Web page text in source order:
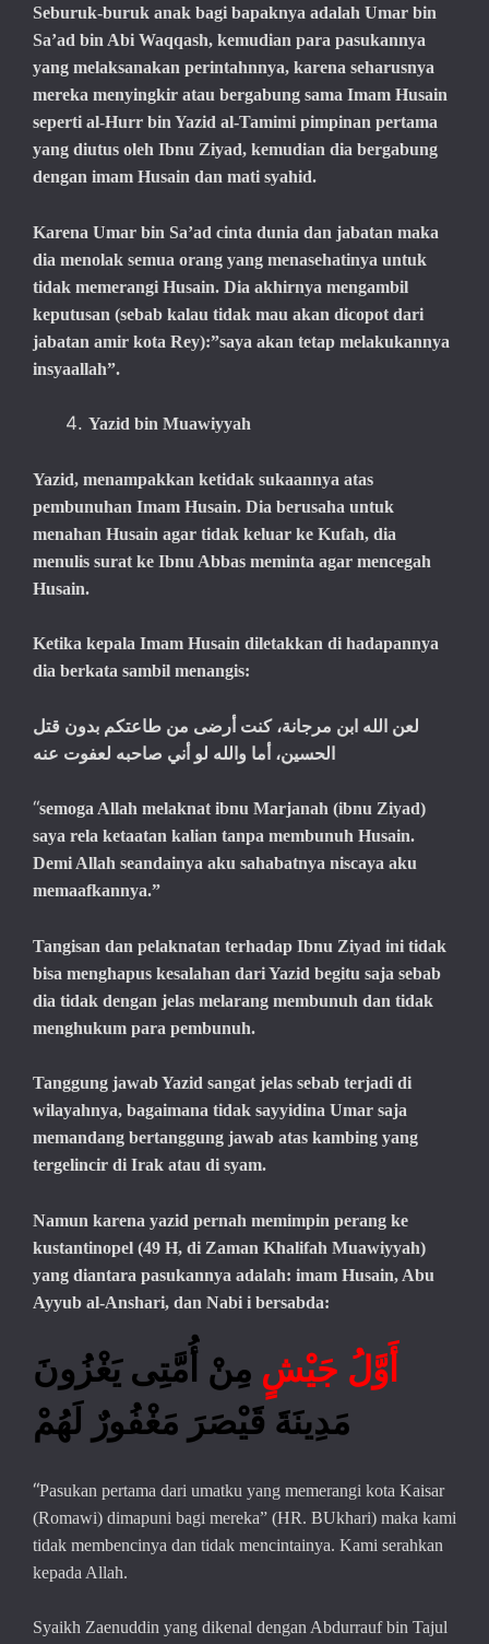
Seburuk-buruk anak bagi bapaknya adalah Umar bin
Sa’ad bin Abi Waqqash, kemudian para pasukannya
yang melaksanakan perintahnnya, karena seharusnya
mereka menyingkir atau bergabung sama Imam Husain
seperti al-Hurr bin Yazid al-Tamimi pimpinan pertama
yang diutus oleh Ibnu Ziyad, kemudian dia bergabung
dengan imam Husain dan mati syahid.
Karena Umar bin Sa’ad cinta dunia dan jabatan maka
dia menolak semua orang yang menasehatinya untuk
tidak memerangi Husain. Dia akhirnya mengambil
keputusan (sebab kalau tidak mau akan dicopot dari
jabatan amir kota Rey):”saya akan tetap melakukannya
insyaallah”.
Yazid bin Muawiyyah
Yazid, menampakkan ketidak sukaannya atas
pembunuhan Imam Husain. Dia berusaha untuk
menahan Husain agar tidak keluar ke Kufah, dia
menulis surat ke Ibnu Abbas meminta agar mencegah
Husain.
Ketika kepala Imam Husain diletakkan di hadapannya
dia berkata sambil menangis:
لعن الله ابن مرجانة، كنت أرضى من طاعتكم بدون قتل
الحسين، أما والله لو أني صاحبه لعفوت عنه
“semoga Allah melaknat ibnu Marjanah (ibnu Ziyad)
saya rela ketaatan kalian tanpa membunuh Husain.
Demi Allah seandainya aku sahabatnya niscaya aku
memaafkannya.”
Tangisan dan pelaknatan terhadap Ibnu Ziyad ini tidak
bisa menghapus kesalahan dari Yazid begitu saja sebab
dia tidak dengan jelas melarang membunuh dan tidak
menghukum para pembunuh.
Tanggung jawab Yazid sangat jelas sebab terjadi di
wilayahnya, bagaimana tidak sayyidina Umar saja
memandang bertanggung jawab atas kambing yang
tergelincir di Irak atau di syam.
Namun karena yazid pernah memimpin perang ke
kustantinopel (49 H, di Zaman Khalifah Muawiyyah)
yang diantara pasukannya adalah: imam Husain, Abu
Ayyub al-Anshari, dan Nabi i bersabda:
أَوَّلُ جَيْش ٍ مِنْ أُمَّتِى يَغْزُونَ
مَدِينَةَ قَيْصَرَ مَغْفُورٌ لَهُمْ
“Pasukan pertama dari umatku yang memerangi kota Kaisar
(Romawi) dimapuni bagi mereka” (HR. BUkhari) maka kami
tidak membencinya dan tidak mencintainya. Kami serahkan
kepada Allah.
Syaikh Zaenuddin yang dikenal dengan Abdurrauf bin Tajul